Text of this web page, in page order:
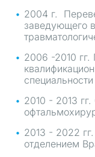
2004 г.
заведующего
2006 -2010
2010 - 2013
2013 - 2022
отделением